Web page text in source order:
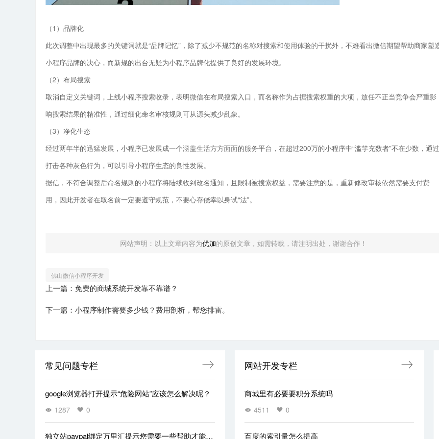
（1）品牌化
此次调整中出现最多的关键词就是“品牌记忆”，除了减少不规范的名称对搜索和使用体验的干扰外，不难看出微信期望帮助商家塑
小程序品牌的决心，而新规的出台无疑为小程序品牌化提供了良好的发展环境。
（2）布局搜索
取消自定义关键词，上线小程序搜索收录，表明微信在布局搜索入口，而名称作为占据搜索权重的大项，放任不正当竞争会严重影
响搜索结果的精准性，通过细化命名审核规则可从源头减少乱象。
（3）净化生态
经过两年半的迅猛发展，小程序已发展成一个涵盖生活方方面面的服务平台，在超过200万的小程序中“滥竽充数者”不在少数，通过
打击各种灰色行为，可以引导小程序生态的良性发展。
据信，不符合调整后命名规则的小程序将陆续收到改名通知，且限制被搜索权益，需要注意的是，重新修改审核依然需要支付费
用，因此开发者在取名前一定要遵守规范，不要心存侥幸以身试“法”。
网站声明：以上文章内容为优加的原创文章，如需转载，请注明出处，谢谢合作！
佛山微信小程序开发
上一篇：免费的商城系统开发靠不靠谱？
下一篇：小程序制作需要多少钱？费用剖析，帮您排雷。
常见问题专栏
google浏览器打开提示“危险网站”应该怎么解决呢？
1287 0
独立站paypal绑定万里汇提示您需要一些帮助才能关
网站开发专栏
商城里有必要要积分系统吗
4511 0
百度的索引量怎么提高